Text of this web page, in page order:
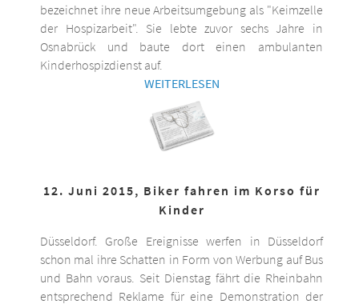
bezeichnet ihre neue Arbeitsumgebung als "Keimzelle
der Hospizarbeit". Sie lebte zuvor sechs Jahre in
Osnabrück und baute dort einen ambulanten
Kinderhospizdienst auf.
WEITERLESEN
12. Juni 2015, Biker fahren im Korso für
Kinder
Düsseldorf. Große Ereignisse werfen in Düsseldorf
schon mal ihre Schatten in Form von Werbung auf Bus
und Bahn voraus. Seit Dienstag fährt die Rheinbahn
entsprechend Reklame für eine Demonstration der